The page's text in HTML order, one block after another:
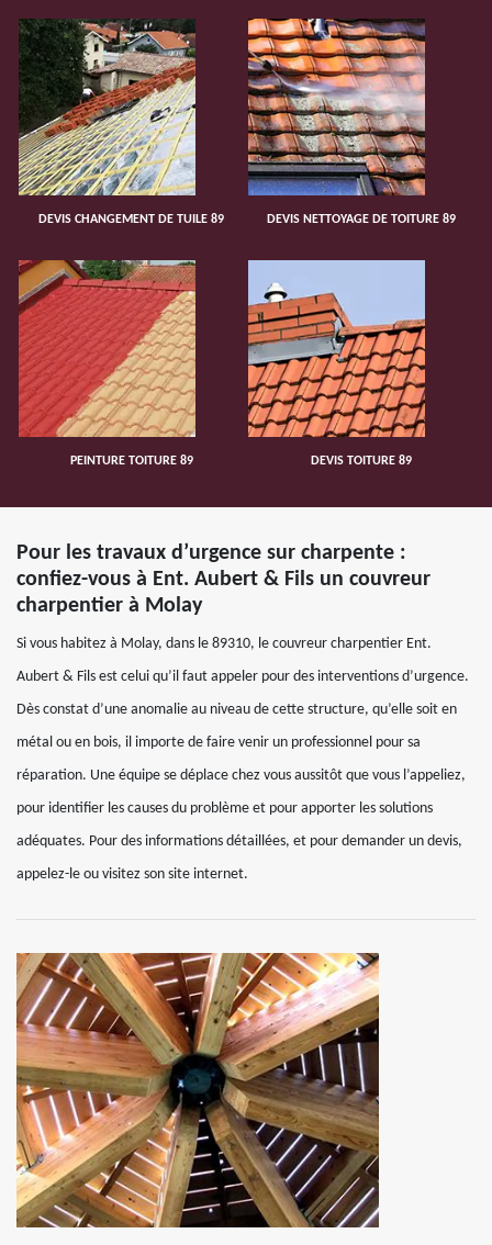
DEVIS CHANGEMENT DE TUILE 89 DEVIS NETTOYAGE DE TOITURE 89
PEINTURE TOITURE 89 DEVIS TOITURE 89
Pour les travaux d’urgence sur charpente :
confiez-vous à Ent. Aubert & Fils un couvreur
charpentier à Molay
Si vous habitez à Molay, dans le 89310, le couvreur charpentier Ent.
Aubert & Fils est celui qu’il faut appeler pour des interventions d’urgence.
Dès constat d’une anomalie au niveau de cette structure, qu’elle soit en
métal ou en bois, il importe de faire venir un professionnel pour sa
réparation. Une équipe se déplace chez vous aussitôt que vous l’appeliez,
pour identifier les causes du problème et pour apporter les solutions
adéquates. Pour des informations détaillées, et pour demander un devis,
appelez-le ou visitez son site internet.